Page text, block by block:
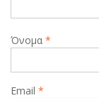
Όνομα *
Email *